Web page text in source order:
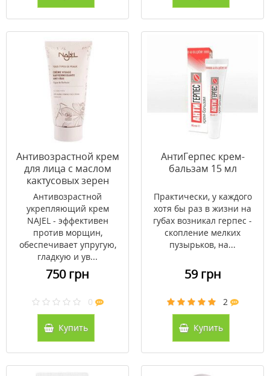
Антивозрастной крем
для лица с маслом
кактусовых зерен
Najel 50 мл
Антивозрастной
укрепляющий крем
NAJEL - эффективен
против морщин,
обеспечивает упругую,
гладкую и ув...
750 грн
0
Купить
АнтиГерпес крем-
бальзам 15 мл
Практически, у каждого
хотя бы раз в жизни на
губах возникал герпес -
скопление мелких
пузырьков, на...
59 грн
2
Купить